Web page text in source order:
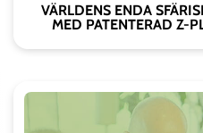
(DIN
TEMPERATUR -30°C
VÄRLDENS ENDA
MED PATENTERAD Z-